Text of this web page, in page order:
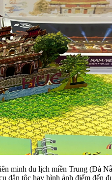
minh du lịch miền Trung (Đà
dân tộc hay hình ảnh điểm đến